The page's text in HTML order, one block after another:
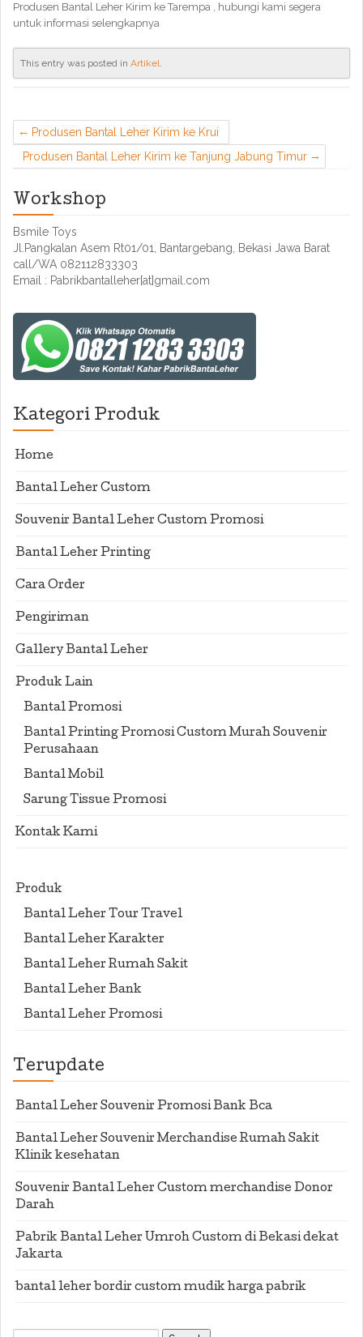
Produsen Bantal Leher Kirim ke Tarempa , hubungi kami segera
untuk informasi selengkapnya
This entry was posted in Artikel.
Produsen Bantal Leher Kirim ke Krui
Produsen Bantal Leher Kirim ke Tanjung Jabung Timur
Workshop
Bsmile Toys
Jl.Pangkalan Asem Rt01/01, Bantargebang, Bekasi Jawa Barat
call/WA 082112833303
Email : Pabrikbantalleher[at]gmail.com
Kategori Produk
Home
Bantal Leher Custom
Souvenir Bantal Leher Custom Promosi
Bantal Leher Printing
Cara Order
Pengiriman
Gallery Bantal Leher
Produk Lain
Bantal Promosi
Bantal Printing Promosi Custom Murah Souvenir
Perusahaan
Bantal Mobil
Sarung Tissue Promosi
Kontak Kami
Produk
Bantal Leher Tour Travel
Bantal Leher Karakter
Bantal Leher Rumah Sakit
Bantal Leher Bank
Bantal Leher Promosi
Terupdate
Bantal Leher Souvenir Promosi Bank Bca
Bantal Leher Souvenir Merchandise Rumah Sakit
Klinik kesehatan
Souvenir Bantal Leher Custom merchandise Donor
Darah
Pabrik Bantal Leher Umroh Custom di Bekasi dekat
Jakarta
bantal leher bordir custom mudik harga pabrik